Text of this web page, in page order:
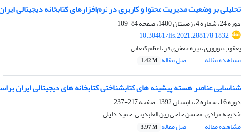
تحلیلی بر وضعیت مدیریت محتوا و کاربری در نرم‌افزارهای کتابخانه دیجیتالی
دوره 24، شماره 4، زمستان 1400، صفحه
84-109
10.30481/lis.2021.288178.1832
یعقوب نوروزی، نیره جعفری فر، اعظم کنعانی
مشاهده مقاله
اصل مقاله 1.42 M
شناسایی عناصر هسته پیشینه های کتابشناختی کتابخانه های دیجیتالی ایران
دوره 16، شماره 2، تابستان 1392، صفحه
217-237
خدیجه مرادی، محسن حاجی زین العابدینی، حمید دلیلی
مشاهده مقاله
اصل مقاله 3.97 M